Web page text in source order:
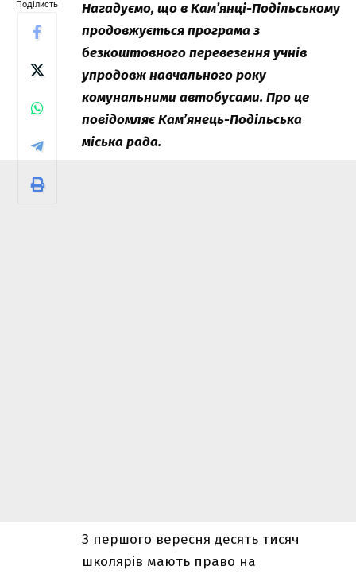
Поділисть
Нагадуємо, що в Кам’янці-Подільському
продовжується програма з
безкоштовного перевезення учнів
упродовж навчального року
комунальними автобусами. Про це
повідомляє Кам’янець-Подільська
міська рада.
З першого вересня десять тисяч
школярів мають право на